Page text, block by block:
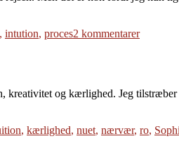
, intution, proces2 kommentarertil
kreativitet og kærlighed. Jeg
, kærlighed, nuet, nærvær, ro,